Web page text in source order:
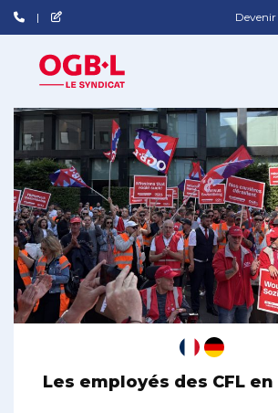
Les employés des CFL